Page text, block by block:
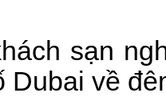
sạn
Dubai về